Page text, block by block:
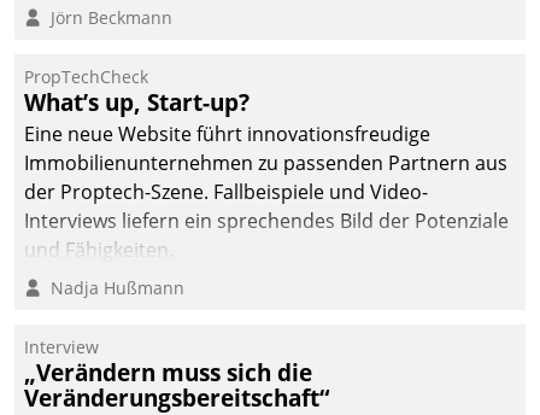
Jörn Beckmann
PropTechCheck
What’s up, Start-up?
Eine neue Website führt innovationsfreudige
Immobilienunternehmen zu passenden Partnern aus
der Proptech-Szene. Fallbeispiele und Video-
Interviews liefern ein sprechendes Bild der Potenziale
und Fähigkeiten.
Nadja Hußmann
Interview
„Verändern muss sich die
Veränderungsbereitschaft“